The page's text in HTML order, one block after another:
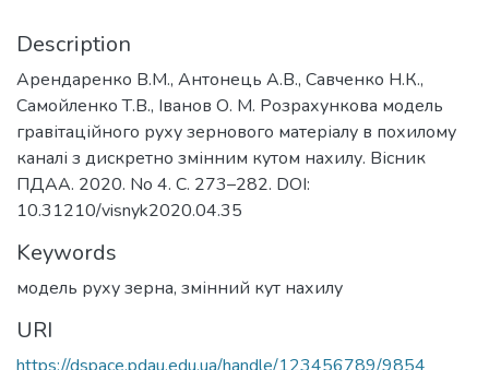
Description
Арендаренко В.М., Антонець А.В., Савченко Н.К.,
Самойленко Т.В., Іванов О. М. Розрахункова модель
гравітаційного руху зернового матеріалу в похилому
каналі з дискретно змінним кутом нахилу. Вісник
ПДАА. 2020. No 4. С. 273–282. DOI:
10.31210/visnyk2020.04.35
Keywords
модель руху зерна, змінний кут нахилу
URI